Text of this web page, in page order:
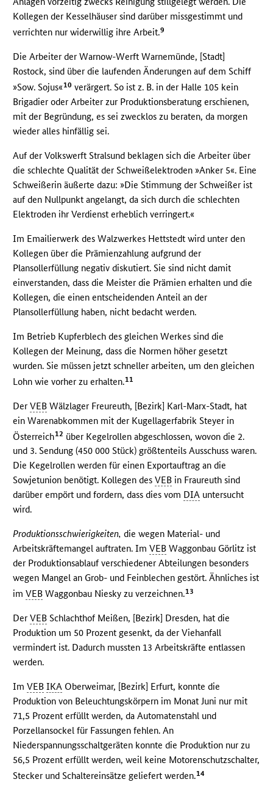
Kollegen der Kesselhäuser sind darüber missgestimmt und
verrichten nur widerwillig ihre Arbeit.9
Die Arbeiter der Warnow-Werft Warnemünde, [Stadt]
Rostock, sind über die laufenden Änderungen auf dem Schiff
»Sow. Sojus«10 verärgert. So ist z. B. in der Halle 105 kein
Brigadier oder Arbeiter zur Produktionsberatung erschienen,
mit der Begründung, es sei zwecklos zu beraten, da morgen
wieder alles hinfällig sei.
Auf der Volkswerft Stralsund beklagen sich die Arbeiter über
die schlechte Qualität der Schweißelektroden »Anker 5«. Eine
Schweißerin äußerte dazu: »Die Stimmung der Schweißer ist
auf den Nullpunkt angelangt, da sich durch die schlechten
Elektroden ihr Verdienst erheblich verringert.«
Im Emailierwerk des Walzwerkes Hettstedt wird unter den
Kollegen über die Prämienzahlung aufgrund der
Plansollerfüllung negativ diskutiert. Sie sind nicht damit
einverstanden, dass die Meister die Prämien erhalten und die
Kollegen, die einen entscheidenden Anteil an der
Plansollerfüllung haben, nicht bedacht werden.
Im Betrieb Kupferblech des gleichen Werkes sind die
Kollegen der Meinung, dass die Normen höher gesetzt
wurden. Sie müssen jetzt schneller arbeiten, um den gleichen
Lohn wie vorher zu erhalten.11
DerVEB Wälzlager Freureuth, [Bezirk] Karl-Marx-Stadt, hat
ein Warenabkommen mit der Kugellagerfabrik Steyer in
Österreich12 über Kegelrollen abgeschlossen, wovon die 2.
und 3. Sendung (450 000 Stück) größtenteils Ausschuss waren.
Die Kegelrollen werden für einen Exportauftrag an die
Sowjetunion benötigt. Kollegen desVEB in Fraureuth sind
darüber empört und fordern, dass dies vom DIA untersucht
wird.
Produktionsschwierigkeiten, die wegen Material- und
Arbeitskräftemangel auftraten. ImVEB Waggonbau Görlitz ist
der Produktionsablauf verschiedener Abteilungen besonders
wegen Mangel an Grob- und Feinblechen gestört. Ähnliches ist
imVEB Waggonbau Niesky zu verzeichnen.13
DerVEB Schlachthof Meißen, [Bezirk] Dresden, hat die
Produktion um 50 Prozent gesenkt, da der Viehanfall
vermindert ist. Dadurch mussten 13 Arbeitskräfte entlassen
werden.
ImVEB IKA Oberweimar, [Bezirk] Erfurt, konnte die
Produktion von Beleuchtungskörpern im Monat Juni nur mit
71,5 Prozent erfüllt werden, da Automatenstahl und
Porzellansockel für Fassungen fehlen. An
Niederspannungsschaltgeräten konnte die Produktion nur zu
56,5 Prozent erfüllt werden, weil keine Motorenschutzschalter,
Stecker und Schaltereinsätze geliefert werden.14